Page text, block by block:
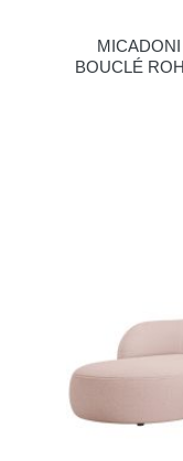
BOUCLÉ